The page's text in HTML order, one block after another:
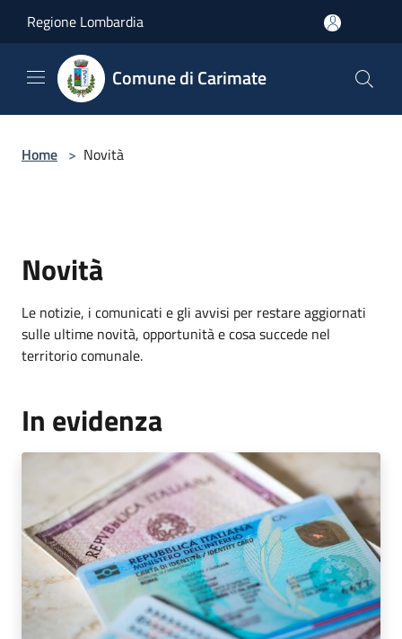
Regione Lombardia
Comune di Carimate
Home > Novità
Novità
Le notizie, i comunicati e gli avvisi per restare aggiornati
sulle ultime novità, opportunità e cosa succede nel
territorio comunale.
In evidenza